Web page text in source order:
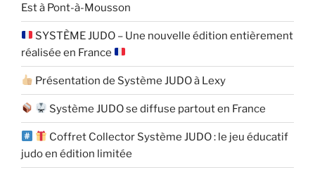
Est à Pont-à-Mousson
SYSTÈME JUDO – Une nouvelle édition entièrement
réalisée en France
Présentation de Système JUDO à Lexy
Système JUDO se diffuse partout en France
Coffret Collector Système JUDO : le jeu éducatif
judo en édition limitée